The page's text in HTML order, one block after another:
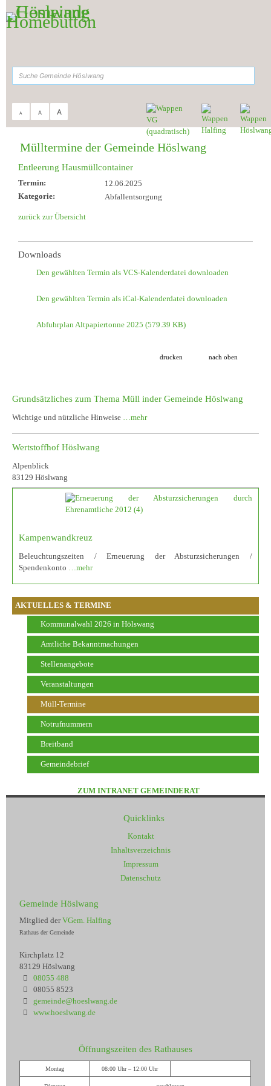
Zum Inhalt, zur Navigation
A A A
AKTUELLES & TERMINE
Kommunalwahl 2026 in Hölswang
Amtliche Bekanntmachungen
Stellenangebote
Veranstaltungen
Müll-Termine
Notrufnummern
Breitband
Gemeindebrief
Aktuelles & Termine Müll-Termine
Mülltermine der Gemeinde Höslwang
Entleerung Hausmüllcontainer
Termin:
12.06.2025
Kategorie:
Abfallentsorgung
zurück zur Übersicht
Downloads
Den gewählten Termin als VCS-Kalenderdatei downloaden
Den gewählten Termin als iCal-Kalenderdatei downloaden
Abfuhrplan Altpapiertonne 2025 (579.39 KB)
drucken nach oben
Grundsätzliches zum Thema Müll inder Gemeinde Höslwang
Wichtige und nützliche Hinweise …mehr
Wertstoffhof Höslwang
Alpenblick
83129 Höslwang
Kampenwandkreuz
Beleuchtungszeiten / Erneuerung der Absturzsicherungen /
Spendenkonto …mehr
ZUM INTRANET GEMEINDERAT
Quicklinks
Kontakt
Inhaltsverzeichnis
Impressum
Datenschutz
Gemeinde Höslwang
Mitglied derVGem. Halfing
Rathaus der Gemeinde
Kirchplatz 12
83129 Höslwang
08055 488
08055 8523
gemeinde@hoeslwang.de
www.hoeslwang.de
Öffnungszeiten des Rathauses
Montag 08:00 Uhr – 12:00 Uhr